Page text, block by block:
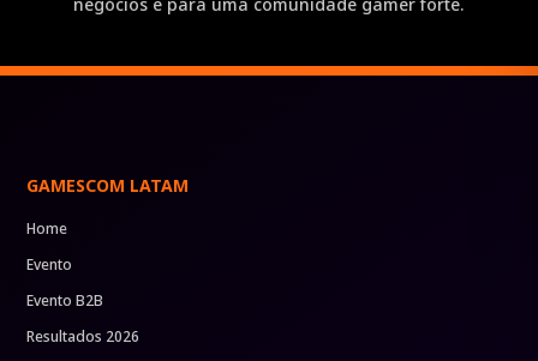
GAMESCOM LATAM
Home
Evento
Evento B2B
Resultados 2026